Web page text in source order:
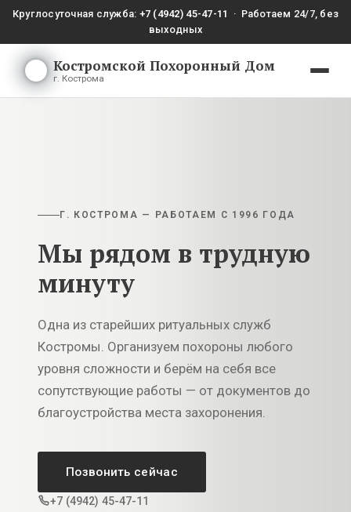
Круглосуточная служба: +7 (4942) 45-47-11
· Работаем 24/7, без
выходных
Костромской Похоронный Дом
г. Кострома
Г. КОСТРОМА — РАБОТАЕМ С 1996 ГОДА
Мы рядом в трудную
минуту
Одна из старейших ритуальных служб
Костромы. Организуем похороны любого
уровня сложности и берём на себя все
сопутствующие работы — от документов до
благоустройства места захоронения.
Позвонить сейчас
+7 (4942) 45-47-11